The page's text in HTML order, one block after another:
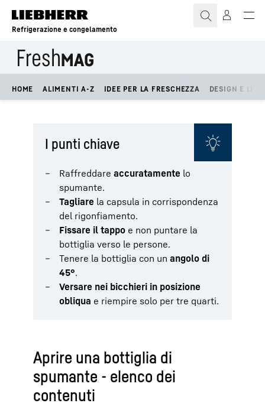
Refrigerazione e congelamento
HOME ALIMENTI A-Z IDEE PER LA FRESCHEZZA DESIGN E
I punti chiave
Raffreddare accuratamente lo
spumante.
Tagliare la capsula in corrispondenza
del rigonfiamento.
Fissare il tappo e non puntare la
bottiglia verso le persone.
Tenere la bottiglia con un angolo di
45°.
Versare nei bicchieri in posizione
obliqua e riempire solo per tre quarti.
Aprire una bottiglia di
spumante - elenco dei
contenuti